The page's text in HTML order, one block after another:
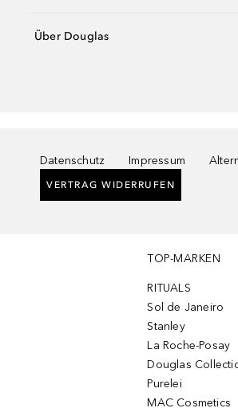
Über Douglas
Datenschutz Impressum
VERTRAG WIDERRUFEN
TOP-MARKEN
RITUALS
Sol de Janeiro
Stanley
La Roche-Posay
Douglas
Purelei
MAC Cosmetics